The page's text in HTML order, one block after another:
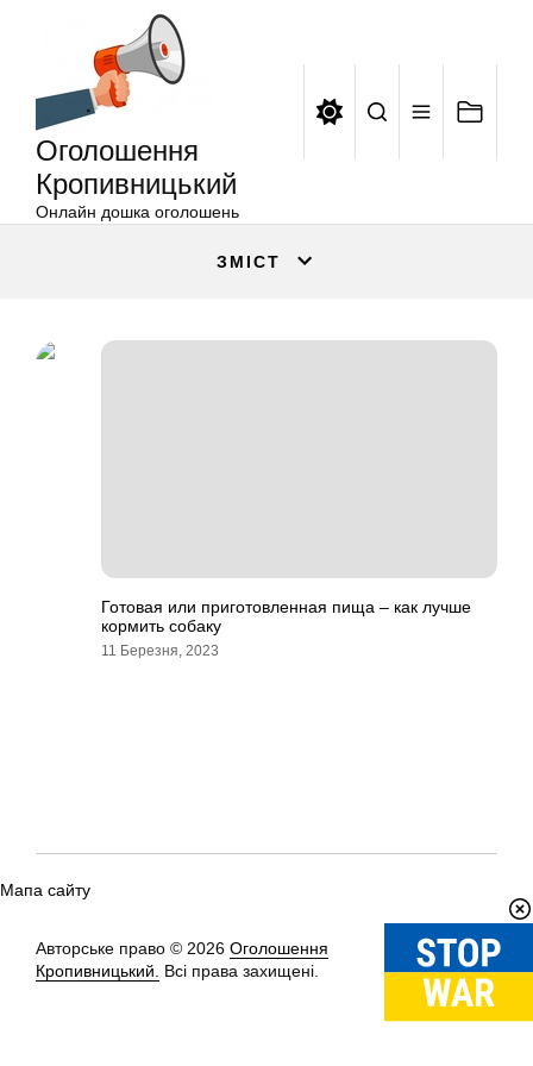
Оголошення
Кропивницький
Онлайн дошка оголошень
ЗМІСТ
Готовая или приготовленная пища – как лучше
кормить собаку
11 Березня, 2023
Мапа сайту
Авторське право © 2026 Оголошення
Кропивницький.
Всі права захищені.
Вгору↑